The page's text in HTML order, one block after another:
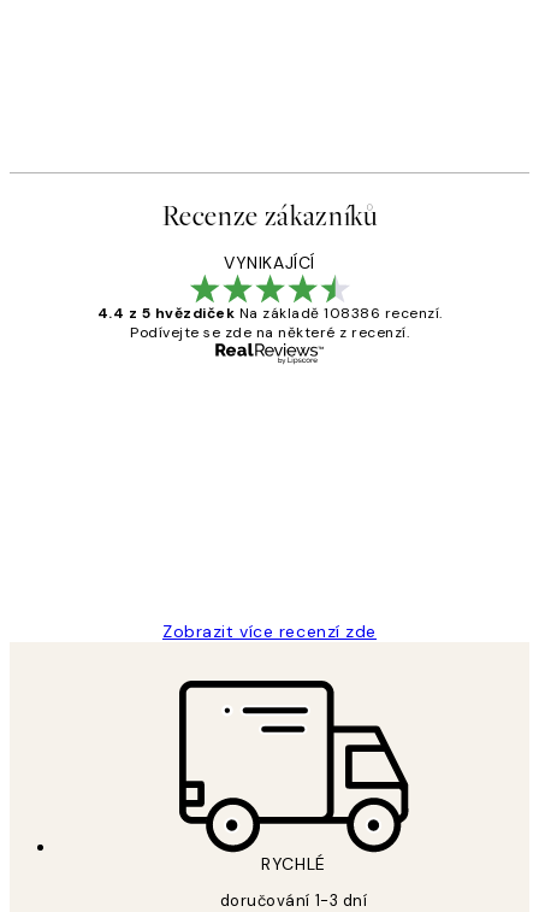
Recenze zákazníků
VYNIKAJÍCÍ
4.4 z 5 hvězdiček Na základě 108386 recenzí.
Podívejte se zde na některé z recenzí.
Zobrazit více recenzí zde
RYCHLÉ
doručování 1-3 dní